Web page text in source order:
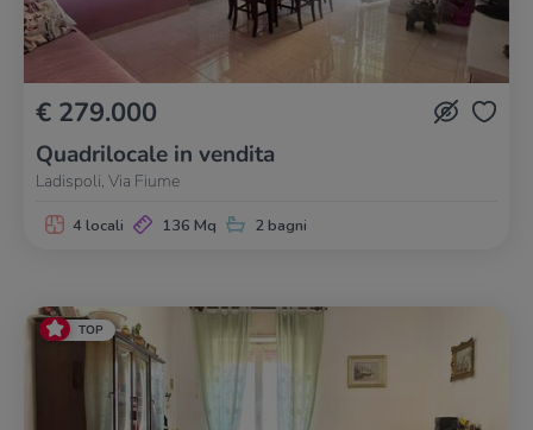
€ 279.000
Quadrilocale in vendita
Ladispoli, Via Fiume
4 locali 136 Mq 2 bagni
TOP